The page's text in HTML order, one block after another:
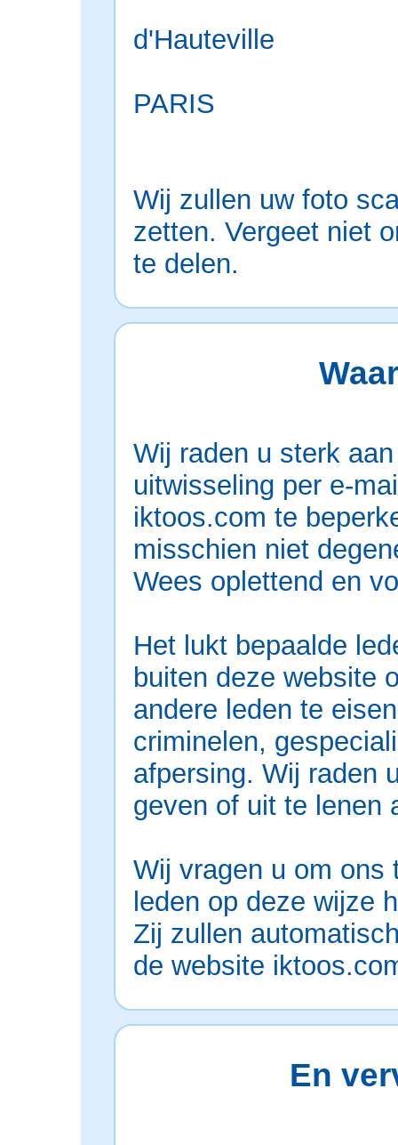
d'Hauteville
PARIS
Wij zullen uw foto
zetten. Vergeet niet
te delen.
Wij raden u sterk
uitwisseling per e-
iktoos.com te
misschien niet
Wees oplettend en
Het lukt bepaalde
buiten deze website
andere leden te
criminelen,
afpersing. Wij raden
geven of uit te lenen
Wij vragen u om ons
leden op deze wijze
Zij zullen
de website
En